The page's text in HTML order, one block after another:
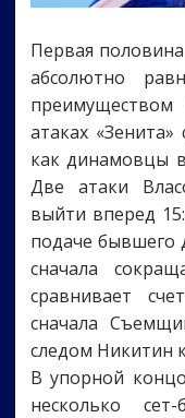
Первая
абсолютно
атаках
как динамовцы
Две атаки
выйти вперед
подаче бывшего
сначала
сравнивает
сначала
следом Никитин
В упорной
несколько